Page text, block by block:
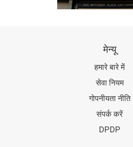
मेन्यू
हमारे बारे में
सेवा नियम
गोपनीयता नीति
संपर्क करें
DPDP